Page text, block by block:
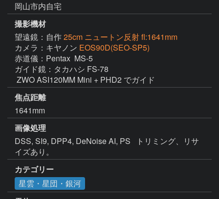
岡山市内自宅
撮影機材
望遠鏡：自作25cm ニュートン反射 fl:1641mm
カメラ：キヤノン EOS90D(SEO-SP5)
赤道儀：Pentax  MS-5
ガイド鏡：タカハシ FS-78
ZWO ASI120MM Mini + PHD2 でガイド
焦点距離
1641mm
画像処理
DSS, SI9, DPP4, DeNoise AI, PS   トリミング、リサ
カテゴリー
星雲・星団・銀河